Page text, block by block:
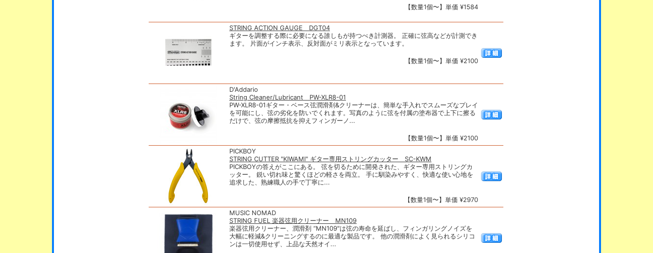
【数量1個〜】単価 ¥1584
STRING ACTION GAUGE DGT04
ギターを調整する際に必要になる誰しもが持つべき計測器。 正確に弦高などが計測でき
ます。 片面がインチ表示、反対面がミリ表示となっています。
【数量1個〜】単価 ¥2100
D'Addario
String Cleaner/Lubricant PW-XLR8-01
PW-XLR8-01ギター・ベース弦潤滑剤&クリーナーは、簡単な手入れでスムーズなプレイ
を可能にし、弦の劣化を防いでくれます。写真のように弦を付属の塗布器で上下に擦る
だけで、弦の摩擦抵抗を抑えフィンガーノ...
【数量1個〜】単価 ¥2100
PICKBOY
STRING CUTTER "KIWAMI" ギター専用ストリングカッター SC-KWM
PICKBOYの答えがここにある。 弦を切るために開発された、ギター専用ストリングカ
ッター。 鋭い切れ味と驚くほどの軽さを両立。 手に馴染みやすく、快適な使い心地を
追求した、熟練職人の手で丁寧に...
【数量1個〜】単価 ¥2970
MUSIC NOMAD
STRING FUEL 楽器弦用クリーナー MN109
楽器弦用クリーナー、潤滑剤 “MN109″は弦の寿命を延ばし、フィンガリングノイズを
大幅に軽減&クリーニングするのに最適な製品です。 他の潤滑剤によく見られるシリコ
ンは一切使用せず、上品な天然オイ...